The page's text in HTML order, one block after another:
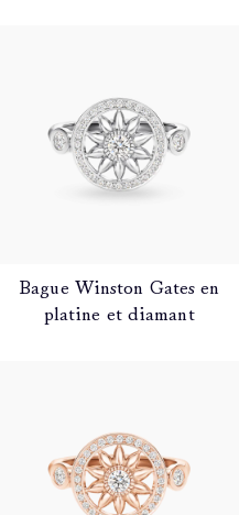
Bague Winston Gates en
platine et diamant